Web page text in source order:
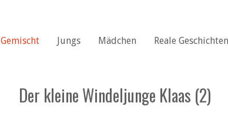
Gemischt Jungs Mädchen Reale Geschichten
Der kleine Windeljunge Klaas (2)